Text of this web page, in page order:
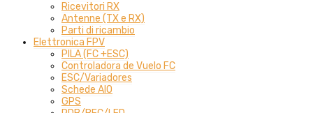
Ricevitori RX
Antenne (TX e RX)
Parti di ricambio
Elettronica FPV
PILA (FC +ESC)
Controladora de Vuelo FC
ESC/Variadores
Schede AIO
GPS